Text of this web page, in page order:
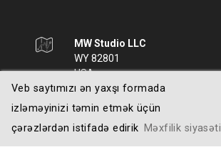
MW Studio LLC
WY 82801
USA
+1 (307) 461-5626
BIZƏ ZƏNG EDIN
Veb saytımızı ən yaxşı formada
izləməyinizi təmin etmək üçün
çərəzlərdən istifadə edirik Məxfilik siyasəti